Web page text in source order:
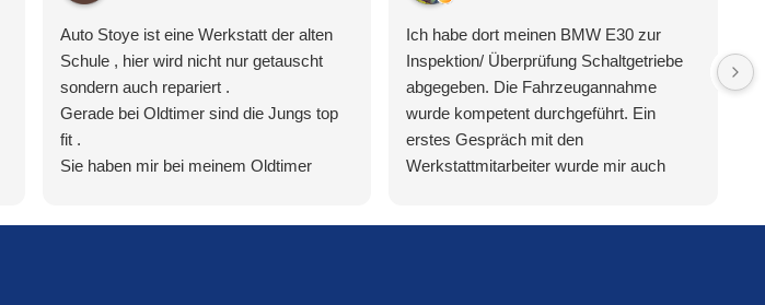
Auto Stoye ist eine Werkstatt der alten
Schule , hier wird nicht nur getauscht
sondern auch repariert .
Gerade bei Oldtimer sind die Jungs top
fit .
Sie haben mir bei meinem Oldtimer
Ich habe dort meinen BMW E30 zur
Inspektion/ Überprüfung Schaltgetriebe
abgegeben. Die Fahrzeugannahme
wurde kompetent durchgeführt. Ein
erstes Gespräch mit den
Werkstattmitarbeiter wurde mir auch